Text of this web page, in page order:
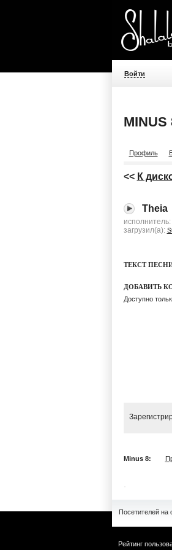
Войти
MINUS
Профиль
<< К
Theia
исполнитель:
загрузил(а):
ТЕКСТ
ДОБАВИТЬ
Доступно
Minus 8:
Посетителей на
Рейтинг